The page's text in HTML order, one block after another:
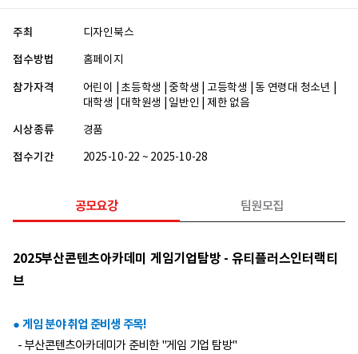
주최 디자인북스
접수방법 홈페이지
참가자격
어린이 | 초등학생 | 중학생 | 고등학생 | 동 연령대 청소년 |
대학생 | 대학원생 | 일반인 | 제한 없음
시상종류 경품
접수기간 2025-10-22 ~ 2025-10-28
공모요강 팀원모집
2025부산콘텐츠아카데미 게임기업탐방 - 유티플러스인터랙티
브
● 게임 분야 취업 준비생 주목!
- 부산콘텐츠아카데미가 준비한 "게임 기업 탐방"